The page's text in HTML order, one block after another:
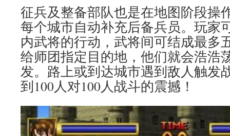
征兵及整备部队也是在地图阶段操
每个城市自动补充后备兵员。玩家
内武将的行动，武将间可结成最多
给师团指定目的地，他们就会浩浩
发。路上或到达城市遇到敌人触发
到100人对100人战斗的震撼！